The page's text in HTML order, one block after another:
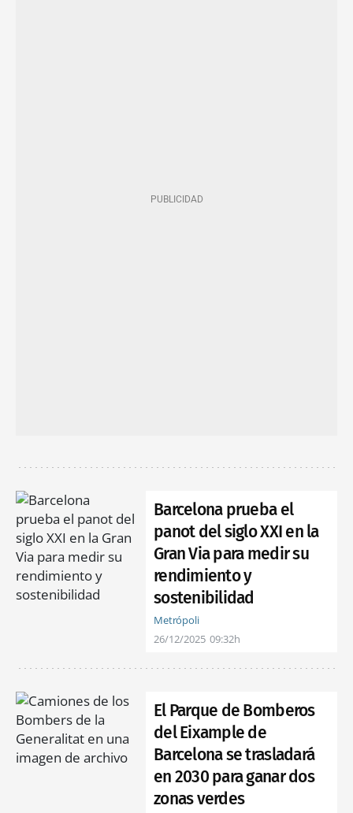
Barcelona prueba el
panot del siglo XXI en la
Gran Via para medir su
rendimiento y
sostenibilidad
Metrópoli
26/12/2025 09:32h
El Parque de Bomberos
del Eixample de
Barcelona se trasladará
en 2030 para ganar dos
zonas verdes